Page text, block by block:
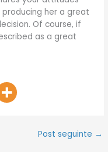
her a great
Of course, if
as a great
Post seguinte →